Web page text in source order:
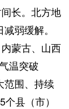
长。北方地
弱缓解。
蒙古、山西
温突破
围、持续
县（市）